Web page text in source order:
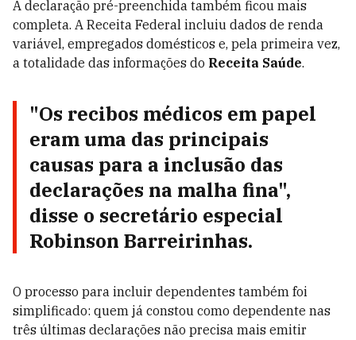
A declaração pré-preenchida também ficou mais
completa. A Receita Federal incluiu dados de renda
variável, empregados domésticos e, pela primeira vez,
a totalidade das informações do Receita Saúde.
"Os recibos médicos em papel
eram uma das principais
causas para a inclusão das
declarações na malha fina",
disse o secretário especial
Robinson Barreirinhas.
O processo para incluir dependentes também foi
simplificado: quem já constou como dependente nas
três últimas declarações não precisa mais emitir